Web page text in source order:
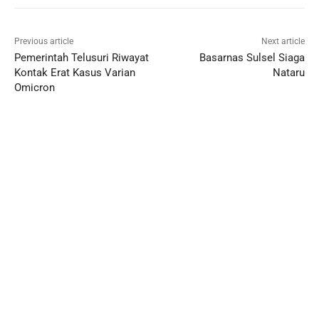
Previous article
Pemerintah Telusuri Riwayat
Kontak Erat Kasus Varian
Omicron
Next article
Basarnas Sulsel Siaga
Nataru